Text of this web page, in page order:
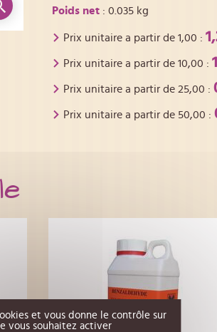
Poids net : 0.035 kg
Prix unitaire a partir de 1,00 :
Prix unitaire a partir de 10,00 :
Prix unitaire a partir de 25,00 :
Prix unitaire a partir de 50,00 :
et vous donne le contrôle sur
vous souhaitez activer